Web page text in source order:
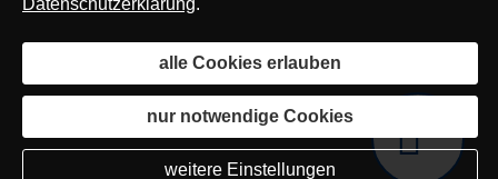
Datenschutzerklärung.
alle Cookies erlauben
nur notwendige Cookies
weitere Einstellungen